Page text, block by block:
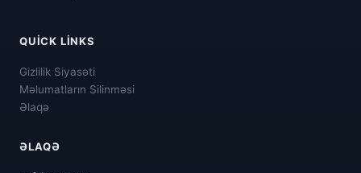
QUICK LINKS
Gizlilik Siyasəti
Məlumatların Silinməsi
Əlaqə
ƏLAQƏ